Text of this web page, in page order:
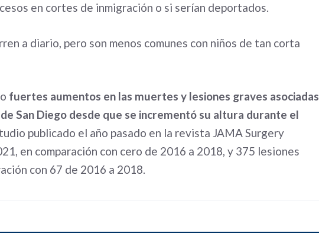
en cortes de inmigración o si serían deportados.
a diario, pero son menos comunes con niños de tan corta
fuertes aumentos en las muertes y lesiones graves asociadas
San Diego desde que se incrementó su altura durante el
publicado el año pasado en la revista JAMA Surgery
en comparación con cero de 2016 a 2018, y 375 lesiones
con 67 de 2016 a 2018.